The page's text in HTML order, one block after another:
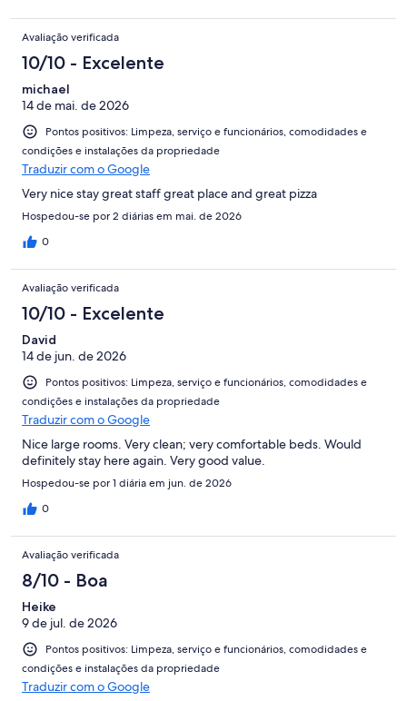
Avaliação verificada
10/10 - Excelente
michael
14 de mai. de 2026
Pontos positivos: Limpeza, serviço e funcionários, comodidades e
condições e instalações da propriedade
Traduzir com o Google
Very nice stay great staff great place and great pizza
Hospedou-se por 2 diárias em mai. de 2026
0
Avaliação verificada
10/10 - Excelente
David
14 de jun. de 2026
Pontos positivos: Limpeza, serviço e funcionários, comodidades e
condições e instalações da propriedade
Traduzir com o Google
Nice large rooms. Very clean; very comfortable beds. Would
definitely stay here again. Very good value.
Hospedou-se por 1 diária em jun. de 2026
0
Avaliação verificada
8/10 - Boa
Heike
9 de jul. de 2026
Pontos positivos: Limpeza, serviço e funcionários, comodidades e
condições e instalações da propriedade
Traduzir com o Google